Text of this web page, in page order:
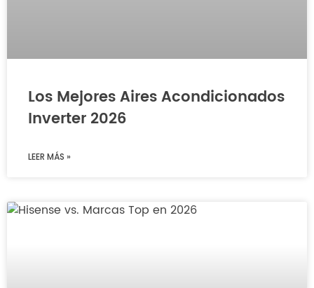
Los Mejores Aires Acondicionados
Inverter 2026
LEER MÁS »